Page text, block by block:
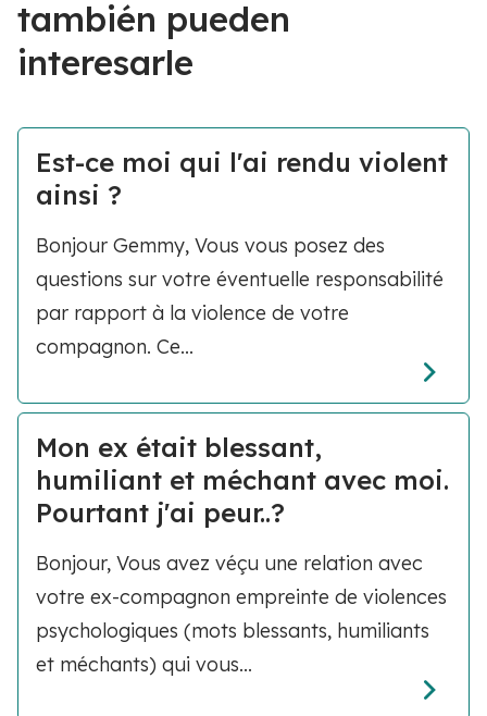
también pueden
interesarle
Est-ce moi qui l'ai rendu violent
ainsi ?
Bonjour Gemmy, Vous vous posez des
questions sur votre éventuelle responsabilité
par rapport à la violence de votre
compagnon. Ce...
Mon ex était blessant,
humiliant et méchant avec moi.
Pourtant j'ai peur..?
Bonjour, Vous avez véçu une relation avec
votre ex-compagnon empreinte de violences
psychologiques (mots blessants, humiliants
et méchants) qui vous...